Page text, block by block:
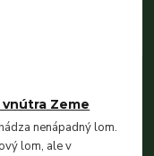
Zeme
nenápadný lom.
lom, ale v